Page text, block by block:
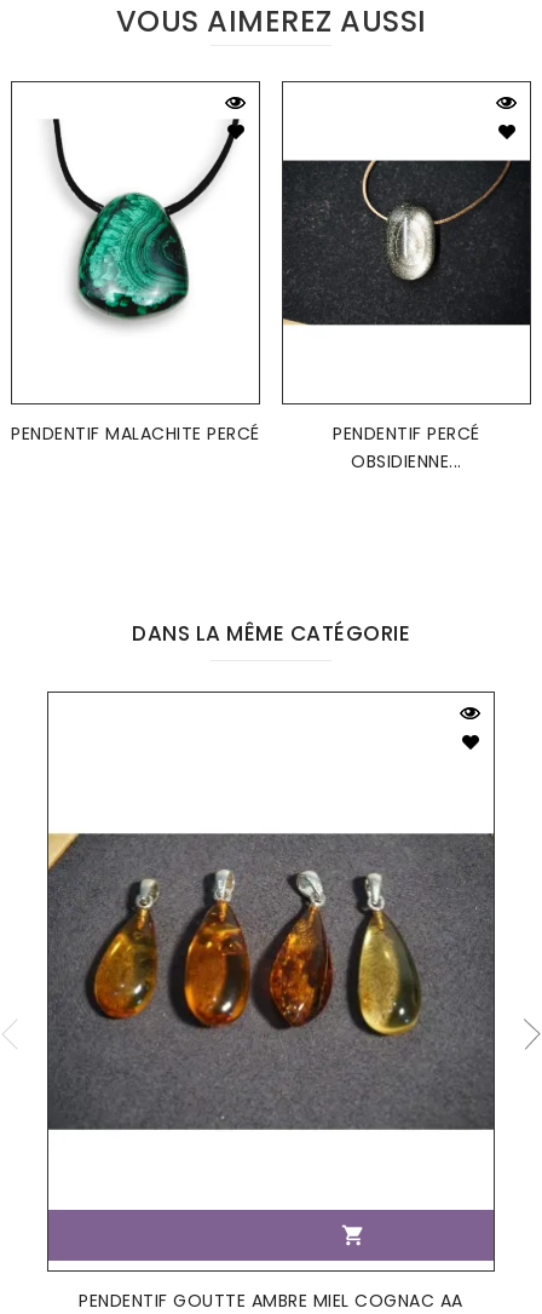
VOUS AIMEREZ AUSSI
PENDENTIF MALACHITE PERCÉ
PENDENTIF PERCÉ
OBSIDIENNE...
DANS LA MÊME CATÉGORIE

PENDENTIF GOUTTE AMBRE MIEL COGNAC AA